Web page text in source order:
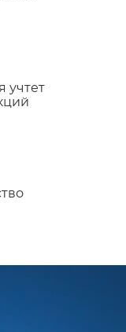
учтет